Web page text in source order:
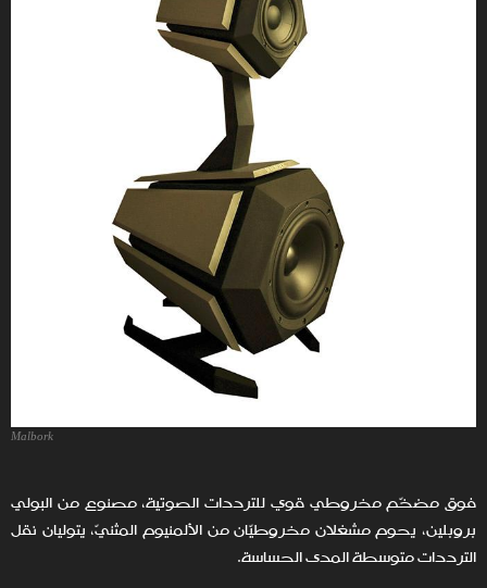
Malbork
فوق مضخّم مخروطي قوي للترددات الصوتية، مصنوع من البولي
بروبلين، يحوم مشغلان مخروطيّان من الألمنيوم المثنيّ، يتوليان نقل
الترددات متوسطة المدى الحساسة.